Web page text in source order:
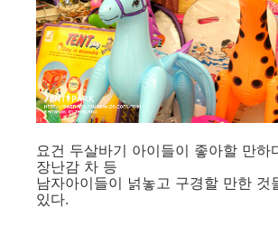
요건 두살바기 아이들이 좋아할 만하
장난감 차 등
남자아이들이 넑놓고 구경할 만한 것
있다.